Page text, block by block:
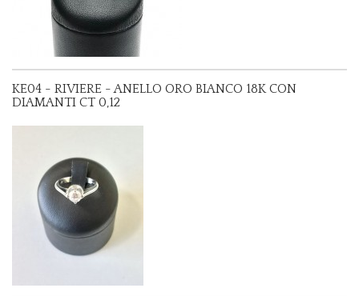
KE04 - RIVIERE - ANELLO ORO BIANCO 18K CON
DIAMANTI CT 0,12